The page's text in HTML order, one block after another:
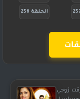
الحلقة 256
زوجي